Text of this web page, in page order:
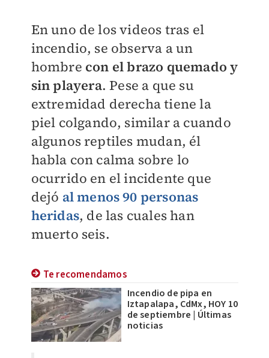
En uno de los videos tras el
incendio, se observa a un
hombre con el brazo quemado y
sin playera. Pese a que su
extremidad derecha tiene la
piel colgando, similar a cuando
algunos reptiles mudan, él
habla con calma sobre lo
ocurrido en el incidente que
dejó al menos 90 personas
heridas, de las cuales han
muerto seis.
Te recomendamos
Incendio de pipa en
Iztapalapa, CdMx, HOY 10
de septiembre | Últimas
noticias